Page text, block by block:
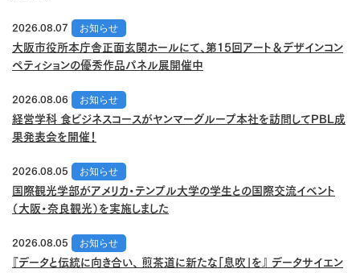
2026.08.07
お知らせ
大阪市役所本庁舎正面玄関ホールにて、第15回アート＆デザインコン
ペティションの優秀作品パネル展開催中
2026.08.06
お知らせ
経営学科 食ビジネスコースがヤンマーグループ本社を訪問してPBL成
果発表会を開催！
2026.08.05
お知らせ
国際観光学部がアメリカ・テンプル大学の学生との国際交流イベント
（大阪・奈良観光）を実施しました
2026.08.05
お知らせ
『データと伝統に向き合い、 煎茶道に新たな「息吹」を』 データサイエン